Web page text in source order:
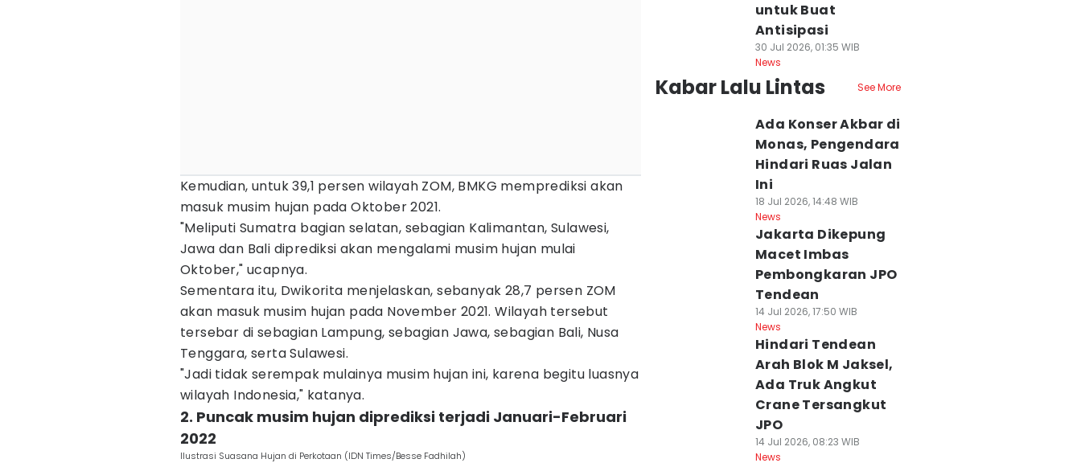
Kemudian, untuk 39,1 persen wilayah ZOM, BMKG memprediksi akan
masuk musim hujan pada Oktober 2021.
"Meliputi Sumatra bagian selatan, sebagian Kalimantan, Sulawesi,
Jawa dan Bali diprediksi akan mengalami musim hujan mulai
Oktober," ucapnya.
Sementara itu, Dwikorita menjelaskan, sebanyak 28,7 persen ZOM
akan masuk musim hujan pada November 2021. Wilayah tersebut
tersebar di sebagian Lampung, sebagian Jawa, sebagian Bali, Nusa
Tenggara, serta Sulawesi.
"Jadi tidak serempak mulainya musim hujan ini, karena begitu luasnya
wilayah Indonesia," katanya.
2. Puncak musim hujan diprediksi terjadi Januari-Februari
2022
Ilustrasi Suasana Hujan di Perkotaan (IDN Times/Besse Fadhilah)
untuk Buat
Antisipasi
30 Jul 2026, 01:35 WIB
News
Kabar Lalu Lintas See More
Ada Konser Akbar di
Monas, Pengendara
Hindari Ruas Jalan
Ini
18 Jul 2026, 14:48 WIB
News
Jakarta Dikepung
Macet Imbas
Pembongkaran JPO
Tendean
14 Jul 2026, 17:50 WIB
News
Hindari Tendean
Arah Blok M Jaksel,
Ada Truk Angkut
Crane Tersangkut
JPO
14 Jul 2026, 08:23 WIB
News